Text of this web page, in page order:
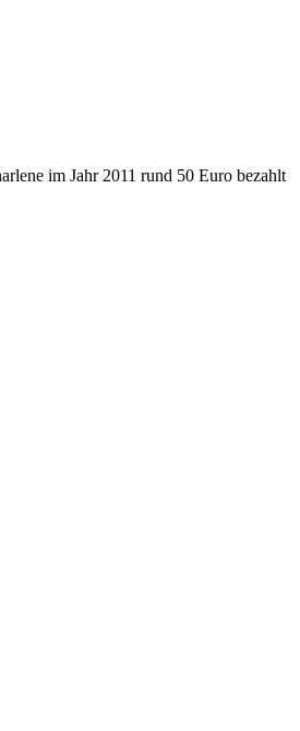
im Jahr 2011 rund 50 Euro bezahlt